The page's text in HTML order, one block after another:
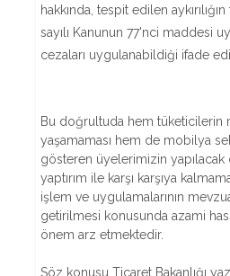
hakkında, tespit edilen
sayılı Kanunun 77'nci maddesi
cezaları uygulanabildiği ifade
Bu doğrultuda hem tüketicilerin
yaşamaması hem de mobilya
gösteren üyelerimizin
yaptırım ile karşı karşıya
işlem ve uygulamalarının
getirilmesi konusunda azami
önem arz etmektedir.
Söz konusu Ticaret Bakanlığı